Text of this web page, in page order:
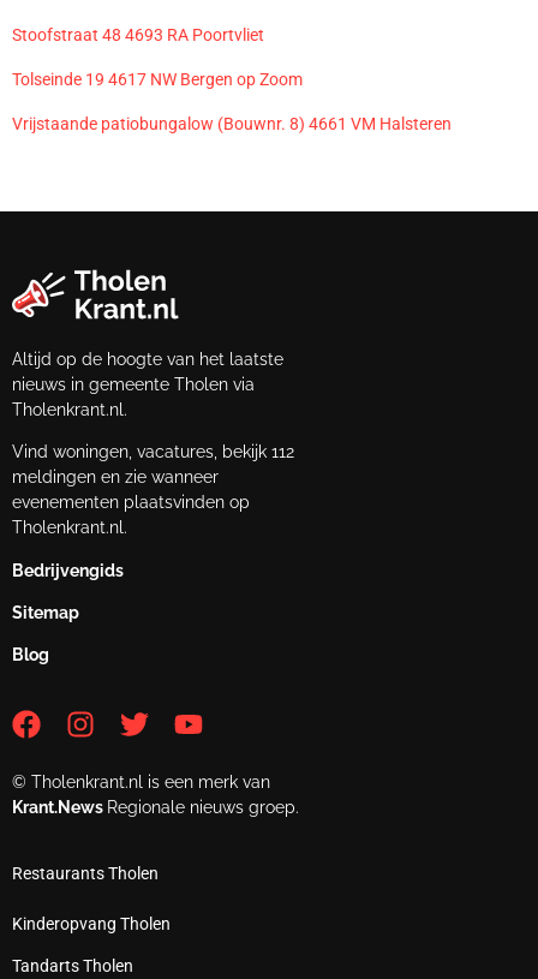
Stoofstraat 48 4693 RA Poortvliet
Tolseinde 19 4617 NW Bergen op Zoom
Vrijstaande patiobungalow (Bouwnr. 8) 4661 VM Halsteren
Altijd op de hoogte van het laatste
nieuws in gemeente Tholen via
Tholenkrant.nl.
Vind woningen, vacatures, bekijk 112
meldingen en zie wanneer
evenementen plaatsvinden op
Tholenkrant.nl.
Bedrijvengids
Sitemap
Blog
© Tholenkrant.nl is een merk van
Krant.News Regionale nieuws groep.
Restaurants Tholen
Kinderopvang Tholen
Tandarts Tholen